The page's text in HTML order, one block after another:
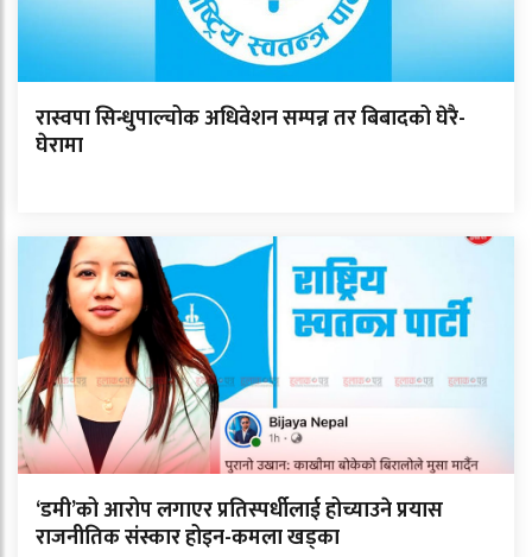
रास्वपा सिन्धुपाल्चोक अधिवेशन सम्पन्न तर बिबादको घेरै-
घेरामा
‘डमी’को आरोप लगाएर प्रतिस्पर्धीलाई होच्याउने प्रयास
राजनीतिक संस्कार होइन-कमला खड्का